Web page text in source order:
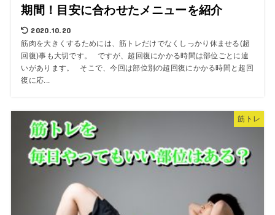
期間！目安に合わせたメニューを紹介
2020.10.20
筋肉を大きくするためには、筋トレだけでなくしっかり休ませる(超
回復)事も大切です。 ですが、超回復にかかる時間は部位ごとに違
いがあります。 そこで、今回は部位別の超回復にかかる時間と超回
復に応...
筋トレ